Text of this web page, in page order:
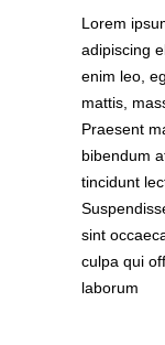
Lorem
adipiscing
enim leo,
mattis,
Praesent
bibendum
tincidunt
sint
culpa qui
laborum